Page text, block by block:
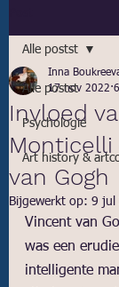
Alle postst
Psychologie
Art history &
Alle postst
Invloed
van Gogh
Inna
17 nov 2022
Bijgewerkt op: 9 jul
Vincent van
was een
intelligente